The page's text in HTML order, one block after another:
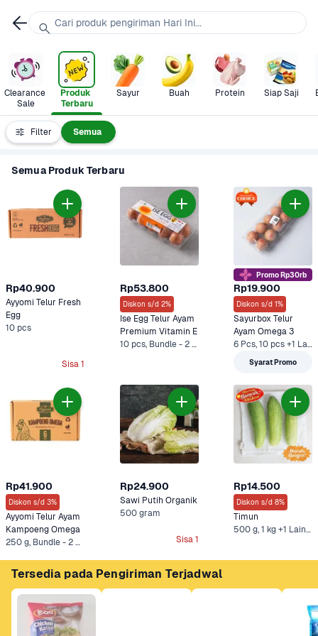
Clearance
Sale
Produk
Terbaru
Sayur Buah Protein Siap Saji
Filter Semua
Semua Produk Terbaru
Rp40.900
Ayyomi Telur Fresh
Egg
10 pcs
Sisa 1
Rp53.800
Diskon s/d 2%
Ise Egg Telur Ayam
Premium Vitamin E
10 pcs, Bundle - 2 x 10 pcs*
Promo Rp30rb
Rp19.900
Diskon s/d 1%
Sayurbox Telur
Ayam Omega 3
6 Pcs, 10 pcs +1 Lainnya
Syarat Promo
Rp41.900
Diskon s/d 3%
Ayyomi Telur Ayam
Kampoeng Omega
250 g, Bundle - 2 x 250 g*
Rp24.900
Sawi Putih Organik
500 gram
Sisa 1
Rp14.500
Diskon s/d 8%
Timun
500 g, 1 kg +1 Lainnya
Tersedia pada Pengiriman Terjadwal
Cari produk pengiriman Hari Ini...